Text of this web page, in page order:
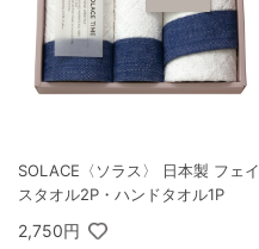
SOLACE〈ソラス〉 日本製 フェイ
スタオル2P・ハンドタオル1P
2,750円